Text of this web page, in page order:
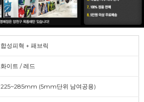
합성피혁 + 패브릭
화이트 / 레드
225~285mm (5mm단위 남여공용)